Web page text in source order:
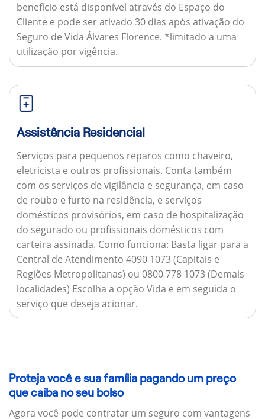
benefício está disponível através do Espaço do
Cliente e pode ser ativado 30 dias após ativação do
Seguro de Vida Álvares Florence. *limitado a uma
utilização por vigência.
Assistência Residencial
Serviços para pequenos reparos como chaveiro,
eletricista e outros profissionais. Conta também
com os serviços de vigilância e segurança, em caso
de roubo e furto na residência, e serviços
domésticos provisórios, em caso de hospitalização
do segurado ou profissionais domésticos com
carteira assinada. Como funciona: Basta ligar para a
Central de Atendimento 4090 1073 (Capitais e
Regiões Metropolitanas) ou 0800 778 1073 (Demais
localidades) Escolha a opção Vida e em seguida o
serviço que deseja acionar.
Proteja você e sua família pagando um preço
que caiba no seu bolso
Agora você pode contratar um seguro com vantagens